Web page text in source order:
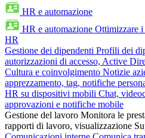
HR e automazione
HR e automazione Ottimizzare
HR
Gestione dei dipendenti Profili dei
autorizzazioni di accesso, Active
Cultura e coinvolgimento Notizie
apprezzamento, tag, notifiche
HR su dispositivi mobili Chat,
approvazioni e notifiche mobile
Gestione del lavoro Monitora le
rapporti di lavoro, visualizzazione